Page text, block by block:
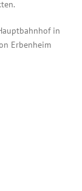
in
Erbenheim